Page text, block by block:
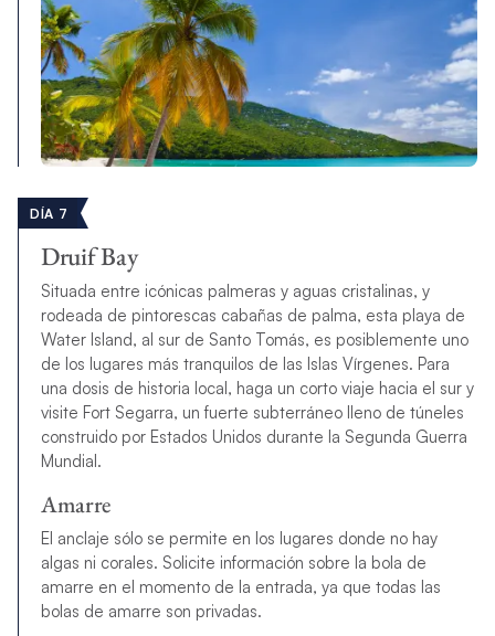
DÍA 7
Druif Bay
Situada entre icónicas palmeras y aguas cristalinas, y
rodeada de pintorescas cabañas de palma, esta playa de
Water Island, al sur de Santo Tomás, es posiblemente uno
de los lugares más tranquilos de las Islas Vírgenes. Para
una dosis de historia local, haga un corto viaje hacia el sur y
visite Fort Segarra, un fuerte subterráneo lleno de túneles
construido por Estados Unidos durante la Segunda Guerra
Mundial.
Amarre
El anclaje sólo se permite en los lugares donde no hay
algas ni corales. Solicite información sobre la bola de
amarre en el momento de la entrada, ya que todas las
bolas de amarre son privadas.